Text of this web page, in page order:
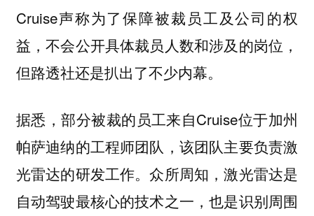
Cruise声称为了保障被裁员工及公司的权
益，不会公开具体裁员人数和涉及的岗位，
但路透社还是扒出了不少内幕。
据悉，部分被裁的员工来自Cruise位于加州
帕萨迪纳的工程师团队，该团队主要负责激
光雷达的研发工作。众所周知，激光雷达是
自动驾驶最核心的技术之一，也是识别周围